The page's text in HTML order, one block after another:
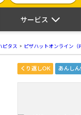
サービス
ピタス ピザハットオンライン（
くり返しOK あんしん